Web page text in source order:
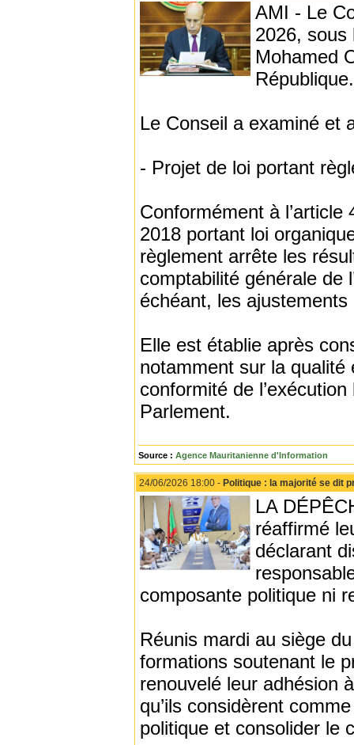
AMI - Le
2026, sous
Mohamed
République.
Le Conseil a examiné et
‐ Projet de loi portant
Conformément à
2018 portant loi
règlement arrête les
comptabilité générale de
échéant, les
Elle est établie après
notamment sur la
conformité de
Parlement.
Source : Agence Mauritanienne d'Information
24/06/2026 18:00 - Politique : la majorité se dit
LA
réaffirmé
déclarant
composante politique ni
Réunis mardi au siège
formations soutenant le
renouvelé leur adhésion
qu’ils considèrent
politique et consolider le